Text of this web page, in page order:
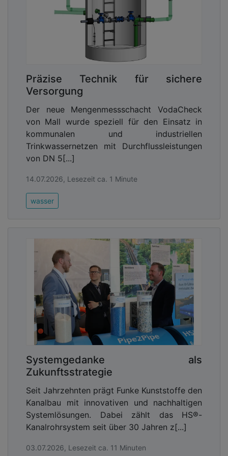
Netz trotz seines hohen Alters in sehr gutem
Zustand ist, stimmen wir alle Maßnahmen darauf
ab, es dauerhaft funktionsfähig zu halten – damit
es nicht unnötig altert, sondern möglichst ewig
hält. Neben dem baulichen Zustand werden auch
Aspekte wie Umweltschutz, Betriebssicherheit und
Verkehrssicherheit berücksichtigt. Sämtliche
Bewertungen werden in einem fortlaufend
aktualisierten Kanalkataster dokumentiert, das
eine transparente und langfristige Planung
sicherstellt.
Was genau steckt dahinter?
: Wir haben ein prognosegestütztes
Substanzerhaltungsmodell erstellt, das die
Alterung des Kanalnetzes über Jahrzehnte
analysiert. Damit können wir die Entwicklung
unseres 1.600 Kilometer langen Netzes bis ins Jahr
2100 präzise vorhersagen und planen, wann
Reparaturen, Renovierungen oder Erneuerungen
erforderlich sind. Grundlage sind detaillierte
Zustandserfassung ermöglichen. Auf dieser Basis
Präzise Technik für sichere
Versorgung
Der neue Mengenmessschacht VodaCheck
von Mall wurde speziell für den Einsatz in
kommunalen und industriellen
Trinkwassernetzen mit Durchflussleistungen
von DN 5[...]
14.07.2026, Lesezeit ca. 1 Minute
wasser
Systemgedanke als
Zukunftsstrategie
Seit Jahrzehnten prägt Funke Kunststoffe den
Kanalbau mit innovativen und nachhaltigen
Systemlösungen. Dabei zählt das HS®-
Kanalrohrsystem seit über 30 Jahren z[...]
03.07.2026, Lesezeit ca. 11 Minuten